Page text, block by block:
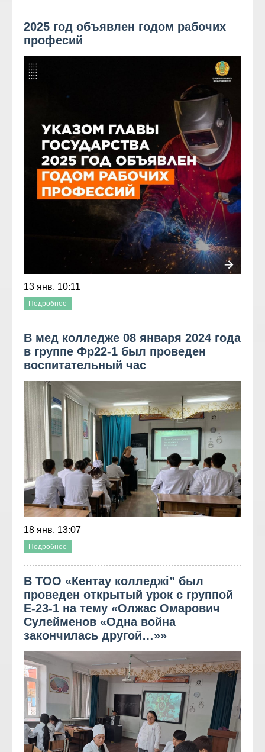
2025 год объявлен годом рабочих
професий
13 янв, 10:11
Подробнее
В мед колледже 08 января 2024 года
в группе Фр22-1 был проведен
воспитательный час
18 янв, 13:07
Подробнее
В ТОО «Кентау колледжі” был
проведен открытый урок с группой
Е-23-1 на тему «Олжас Омарович
Сулейменов «Одна война
закончилась другой…»»